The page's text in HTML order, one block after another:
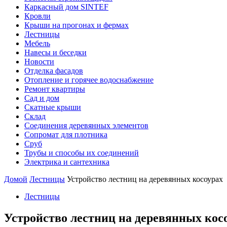
Каркасный дом SINTEF
Кровли
Крыши на прогонах и фермах
Лестницы
Мебель
Навесы и беседки
Новости
Отделка фасадов
Отопление и горячее водоснабжение
Ремонт квартиры
Сад и дом
Скатные крыши
Склад
Соединения деревянных элементов
Сопромат для плотника
Сруб
Трубы и способы их соединений
Электрика и сантехника
Домой Лестницы Устройство лестниц на деревянных косоурах
Лестницы
Устройство лестниц на деревянных